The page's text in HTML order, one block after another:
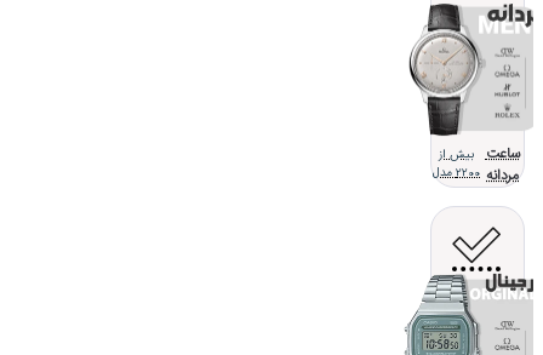
ساعت
مردانه
بیش از
2200 مدل